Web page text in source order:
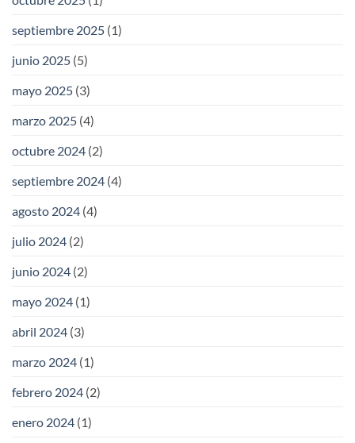
septiembre 2025 (1)
junio 2025 (5)
mayo 2025 (3)
marzo 2025 (4)
octubre 2024 (2)
septiembre 2024 (4)
agosto 2024 (4)
julio 2024 (2)
junio 2024 (2)
mayo 2024 (1)
abril 2024 (3)
marzo 2024 (1)
febrero 2024 (2)
enero 2024 (1)